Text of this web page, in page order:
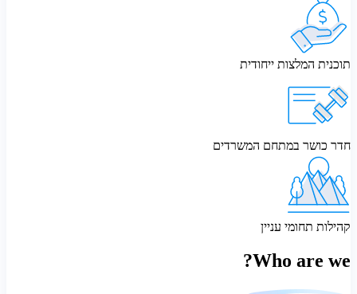
תוכנית המלצות ייחודית
חדר כושר במתחם המשרדים
קהילות תחומי עניין
Who are we?